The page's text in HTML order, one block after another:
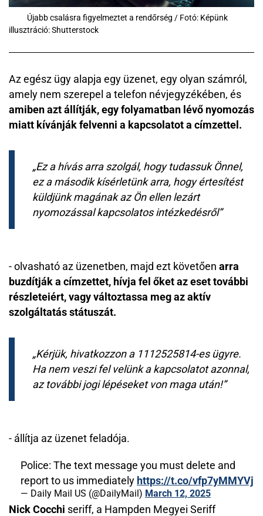
Újabb csalásra figyelmeztet a rendőrség / Fotó: Képünk
illusztráció: Shutterstock
Az egész ügy alapja egy üzenet, egy olyan számról,
amely nem szerepel a telefon névjegyzékében, és
amiben azt állítják, egy folyamatban lévő nyomozás
miatt kívánják felvenni a kapcsolatot a címzettel.
Ez a hívás arra szolgál, hogy tudassuk Önnel,
ez a második kísérletünk arra, hogy értesítést
küldjünk magának az Ön ellen lezárt
nyomozással kapcsolatos intézkedésről
- olvasható az üzenetben, majd ezt követően arra
buzdítják a címzettet, hívja fel őket az eset további
részleteiért, vagy változtassa meg az aktív
szolgáltatás státuszát.
Kérjük, hivatkozzon a 1112525814-es ügyre.
Ha nem veszi fel velünk a kapcsolatot azonnal,
az további jogi lépéseket von maga után!
- állítja az üzenet feladója.
Police: The text message you must delete and
report to us immediately https://t.co/vfp7yMMYVj
— Daily Mail US (@DailyMail) March 12, 2025
Nick Cocchi seriff, a Hampden Megyei Seriff